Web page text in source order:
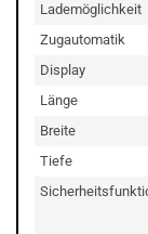
Lademöglichkeit
Zugautomatik
Display
Länge
Breite
Tiefe